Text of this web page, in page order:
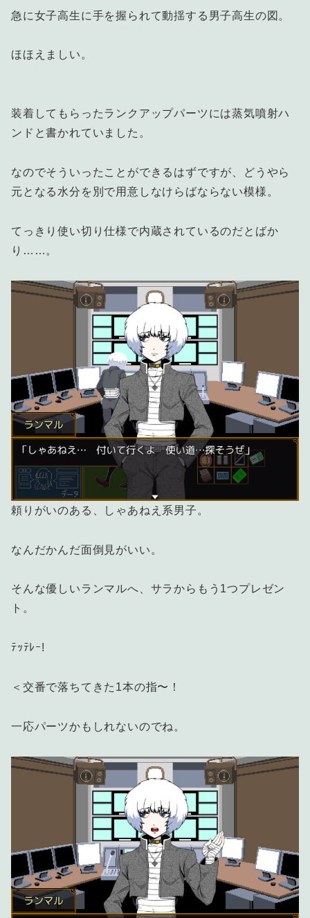
急に女子高生に手を握られて動揺する男子高生の図。
ほほえましい。
装着してもらったランクアップパーツには蒸気噴射ハ
ンドと書かれていました。
なのでそういったことができるはずですが、どうやら
元となる水分を別で用意しなけらばならない模様。
てっきり使い切り仕様で内蔵されているのだとばか
り……。
頼りがいのある、しゃあねえ系男子。
なんだかんだ面倒見がいい。
そんな優しいランマルへ、サラからもう1つプレゼン
ト。
ﾃｯﾃﾚｰ!
＜交番で落ちてきた1本の指〜！
一応パーツかもしれないのでね。